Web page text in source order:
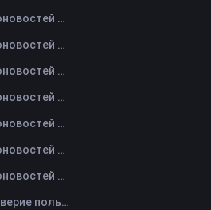
Краткий обзор криптоновостей FameEX за сегодня | 6 августа 2026 г
Краткий обзор криптоновостей FameEX за сегодня | 5 августа 2026 г
Краткий обзор криптоновостей FameEX за сегодня | 4 августа 2026 г
Краткий обзор криптоновостей FameEX за сегодня | 3 августа 2026 г
Краткий обзор криптоновостей FameEX за сегодня | 31 июля 2026 г
Краткий обзор криптоновостей FameEX за сегодня | 30 июля 2026 г
Краткий обзор криптоновостей FameEX за сегодня | 29 июля 2026 г
FameEX укрепляет доверие пользователей благодаря восьми годам стабильной работы и глобальному росту